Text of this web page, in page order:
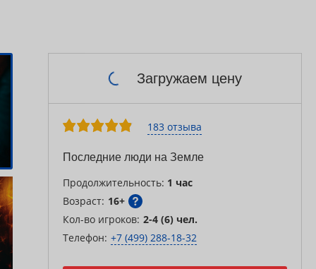
Загружаем цену
183 отзыва
Последние люди на Земле
Продолжительность: 1 час
Возраст: 16+
Кол-во игроков: 2-4 (6) чел.
Телефон: +7 (499) 288-18-32